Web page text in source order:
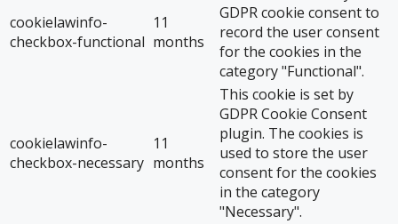
cookielawinfo-
checkbox-functional
11
months
GDPR cookie consent to
record the user consent
for the cookies in the
category "Functional".
cookielawinfo-
checkbox-necessary
11
months
This cookie is set by
GDPR Cookie Consent
plugin. The cookies is
used to store the user
consent for the cookies
in the category
"Necessary".